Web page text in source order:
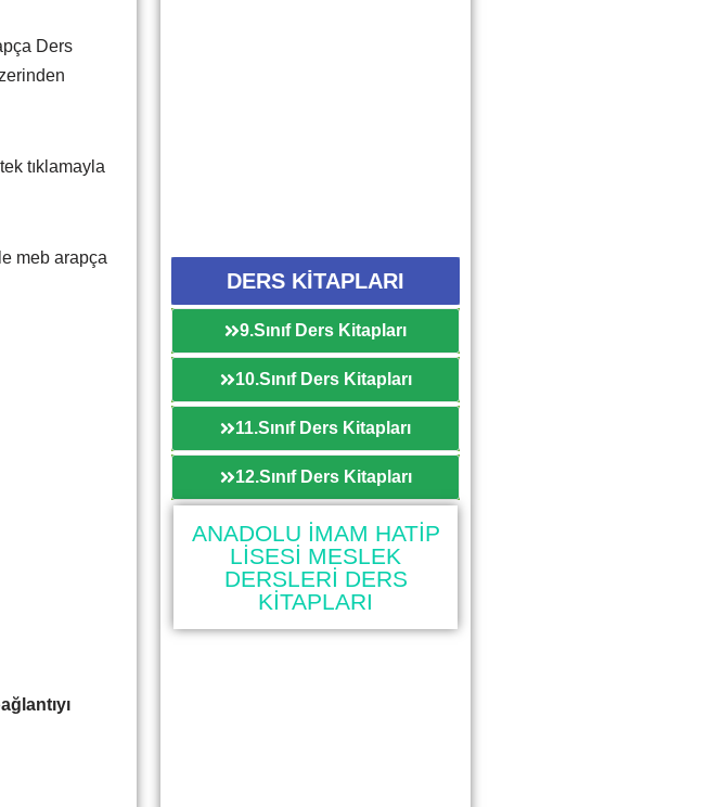
Ders
tıklamayla
meb arapça
DERS KİTAPLARI
9.Sınıf Ders Kitapları
10.Sınıf Ders Kitapları
11.Sınıf Ders Kitapları
12.Sınıf Ders Kitapları
ANADOLU İMAM HATİP
LİSESİ MESLEK
DERSLERİ DERS
KİTAPLARI